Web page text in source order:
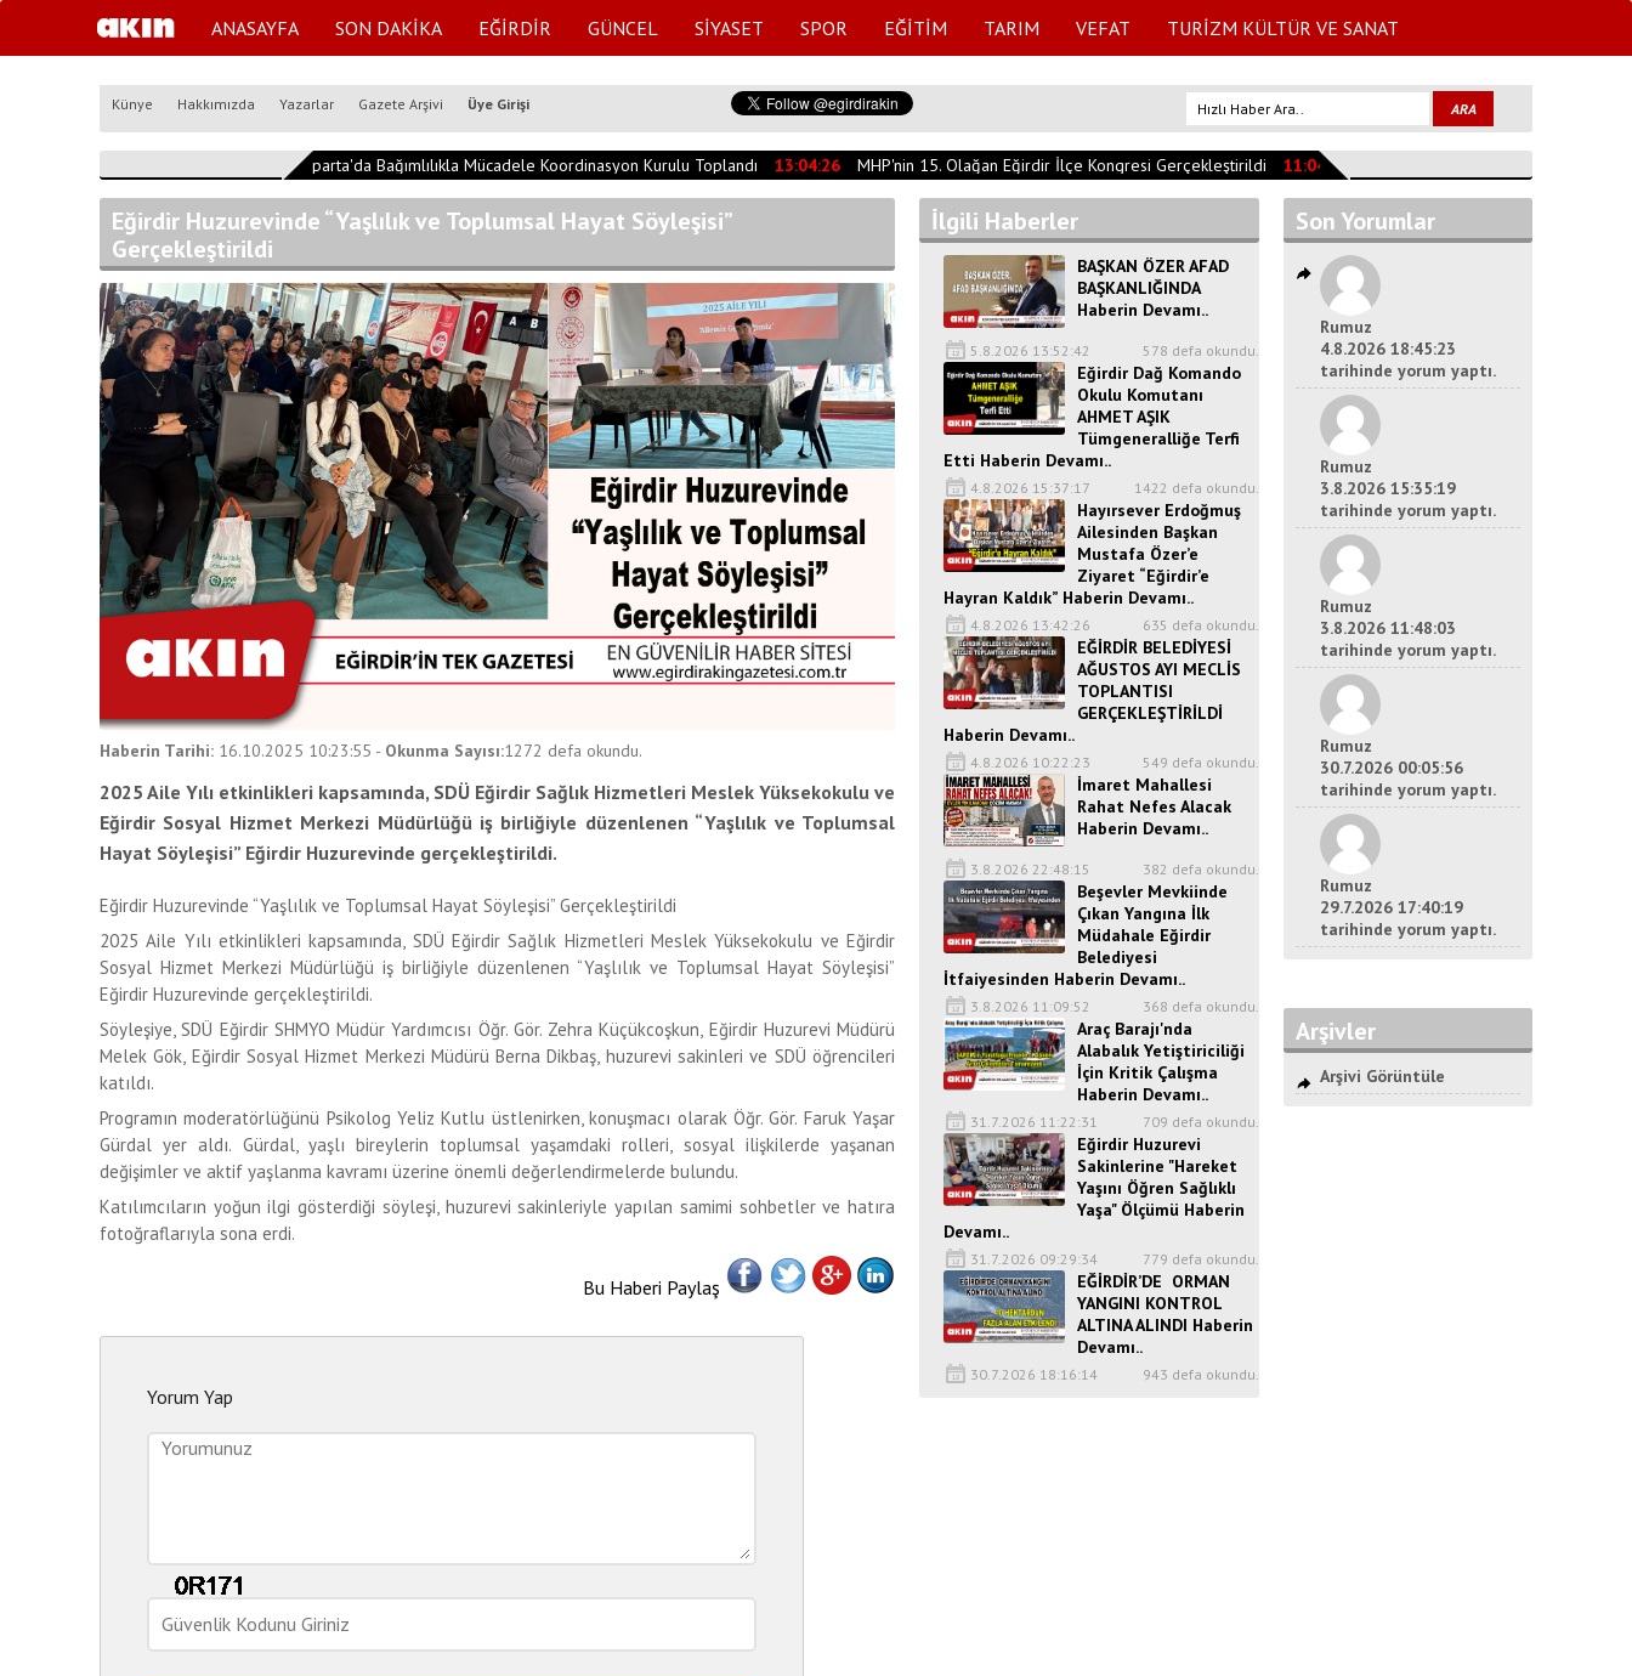
ANASAYFA SON DAKİKA EĞİRDİR GÜNCEL SİYASET SPOR EĞİTİM TARIM VEFAT TURİZM KÜLTÜR VE SANAT
Künye Hakkımızda Yazarlar Gazete Arşivi Üye Girişi
Isparta'da Bağımlılıkla Mücadele Koordinasyon Kurulu Toplandı 13:04:26 MHP'nin 15. Olağan Eğirdir İlçe Kongresi Gerçekleştirildi 11:04:47
Eğirdir Huzurevinde “Yaşlılık ve Toplumsal Hayat Söyleşisi”
Gerçekleştirildi
Haberin Tarihi: 16.10.2025 10:23:55 - Okunma Sayısı:1272 defa okundu.
2025 Aile Yılı etkinlikleri kapsamında, SDÜ Eğirdir Sağlık Hizmetleri Meslek Yüksekokulu ve
Eğirdir Sosyal Hizmet Merkezi Müdürlüğü iş birliğiyle düzenlenen “Yaşlılık ve Toplumsal
Hayat Söyleşisi” Eğirdir Huzurevinde gerçekleştirildi.
Eğirdir Huzurevinde “Yaşlılık ve Toplumsal Hayat Söyleşisi” Gerçekleştirildi
2025 Aile Yılı etkinlikleri kapsamında, SDÜ Eğirdir Sağlık Hizmetleri Meslek Yüksekokulu ve Eğirdir
Sosyal Hizmet Merkezi Müdürlüğü iş birliğiyle düzenlenen “Yaşlılık ve Toplumsal Hayat Söyleşisi”
Eğirdir Huzurevinde gerçekleştirildi.
Söyleşiye, SDÜ Eğirdir SHMYO Müdür Yardımcısı Öğr. Gör. Zehra Küçükcoşkun, Eğirdir Huzurevi Müdürü
Melek Gök, Eğirdir Sosyal Hizmet Merkezi Müdürü Berna Dikbaş, huzurevi sakinleri ve SDÜ öğrencileri
katıldı.
Programın moderatörlüğünü Psikolog Yeliz Kutlu üstlenirken, konuşmacı olarak Öğr. Gör. Faruk Yaşar
Gürdal yer aldı. Gürdal, yaşlı bireylerin toplumsal yaşamdaki rolleri, sosyal ilişkilerde yaşanan
değişimler ve aktif yaşlanma kavramı üzerine önemli değerlendirmelerde bulundu.
Katılımcıların yoğun ilgi gösterdiği söyleşi, huzurevi sakinleriyle yapılan samimi sohbetler ve hatıra
fotoğraflarıyla sona erdi.
Bu Haberi Paylaş
Yorum Yap
İlgili Haberler
BAŞKAN ÖZER AFAD
BAŞKANLIĞINDA
Haberin Devamı..
5.8.2026 13:52:42 578 defa okundu.
Eğirdir Dağ Komando
Okulu Komutanı
AHMET AŞIK
Tümgeneralliğe Terfi
Etti Haberin Devamı..
4.8.2026 15:37:17 1422 defa okundu.
Hayırsever Erdoğmuş
Ailesinden Başkan
Mustafa Özer’e
Ziyaret “Eğirdir’e
Hayran Kaldık” Haberin Devamı..
4.8.2026 13:42:26 635 defa okundu.
EĞİRDİR BELEDİYESİ
AĞUSTOS AYI MECLİS
TOPLANTISI
GERÇEKLEŞTİRİLDİ
Haberin Devamı..
4.8.2026 10:22:23 549 defa okundu.
İmaret Mahallesi
Rahat Nefes Alacak
Haberin Devamı..
3.8.2026 22:48:15 382 defa okundu.
Beşevler Mevkiinde
Çıkan Yangına İlk
Müdahale Eğirdir
Belediyesi
İtfaiyesinden Haberin Devamı..
3.8.2026 11:09:52 368 defa okundu.
Araç Barajı'nda
Alabalık Yetiştiriciliği
İçin Kritik Çalışma
Haberin Devamı..
31.7.2026 11:22:31 709 defa okundu.
Eğirdir Huzurevi
Sakinlerine "Hareket
Yaşını Öğren Sağlıklı
Yaşa" Ölçümü Haberin
Devamı..
31.7.2026 09:29:34 779 defa okundu.
EĞİRDİR’DE ORMAN
YANGINI KONTROL
ALTINA ALINDI Haberin
Devamı..
30.7.2026 18:16:14 943 defa okundu.
Son Yorumlar
Rumuz
4.8.2026 18:45:23
tarihinde yorum yaptı.
Rumuz
3.8.2026 15:35:19
tarihinde yorum yaptı.
Rumuz
3.8.2026 11:48:03
tarihinde yorum yaptı.
Rumuz
30.7.2026 00:05:56
tarihinde yorum yaptı.
Rumuz
29.7.2026 17:40:19
tarihinde yorum yaptı.
Arşivler
Arşivi Görüntüle